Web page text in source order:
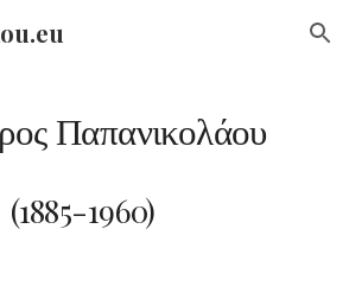
Skip to navigation
Παπανικολάου
(1885-1960)